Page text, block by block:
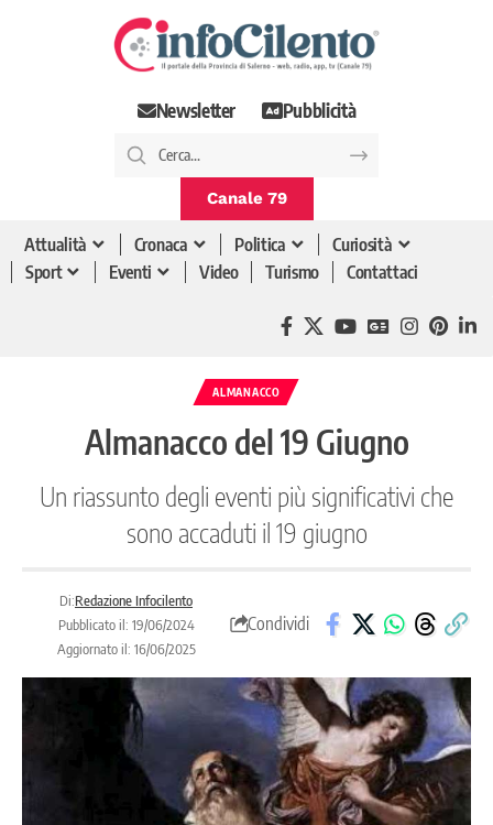
Newsletter Pubblicità
Canale 79
Attualità Cronaca Politica
Curiosità
Sport
Eventi Video Turismo Contattaci
ALMANACCO
Almanacco del 19 Giugno
Un riassunto degli eventi più significativi che
sono accaduti il 19 giugno
Di:Redazione Infocilento
Pubblicato il: 19/06/2024
Aggiornato il: 16/06/2025
Condividi